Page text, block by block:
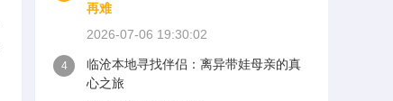
再难
2026-07-06 19:30:02
4
临沧本地寻找伴侣：离异带娃母亲的真
心之旅